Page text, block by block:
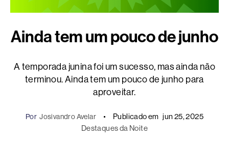
Ainda tem um pouco de junho
A temporada junina foi um sucesso, mas ainda não
terminou. Ainda tem um pouco de junho para
aproveitar.
Por Josivandro Avelar Publicado em jun 25, 2025
Destaques da Noite